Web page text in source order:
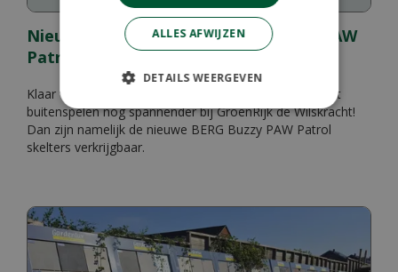
Nieuw bij de Wilskracht: BERG Buzzy PAW
Patrol!
Klaar voor een nieuwe missie? Vanaf 6 augustus wordt
buitenspelen nóg spannender bij GroenRijk de Wilskracht!
Dan zijn namelijk de nieuwe BERG Buzzy PAW Patrol
skelters verkrijgbaar.
ALLES AFWIJZEN
DETAILS WEERGEVEN